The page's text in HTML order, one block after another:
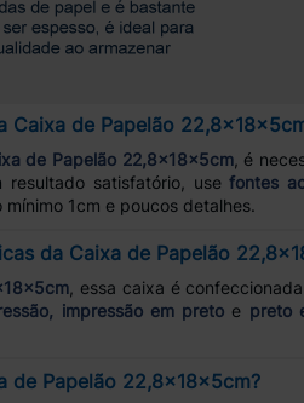
Caixa de Papelão
de Papelão 22,8x18x5cm, é
resultado satisfatório, usefontes
1cm e poucos detalhes.
da Caixa de Papelão
, essa caixa é
impressão em preto e preto
de Papelão 22,8x18x5cm?